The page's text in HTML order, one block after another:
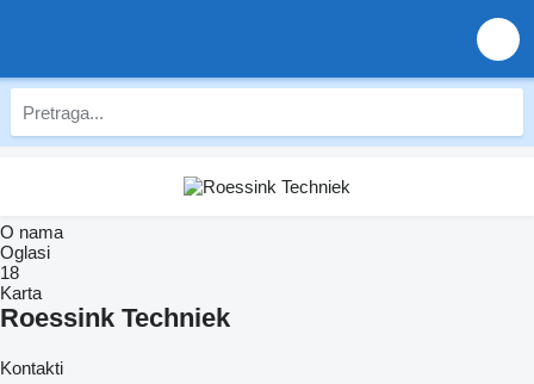
O nama
Oglasi
18
Karta
Roessink Techniek
Kontakti